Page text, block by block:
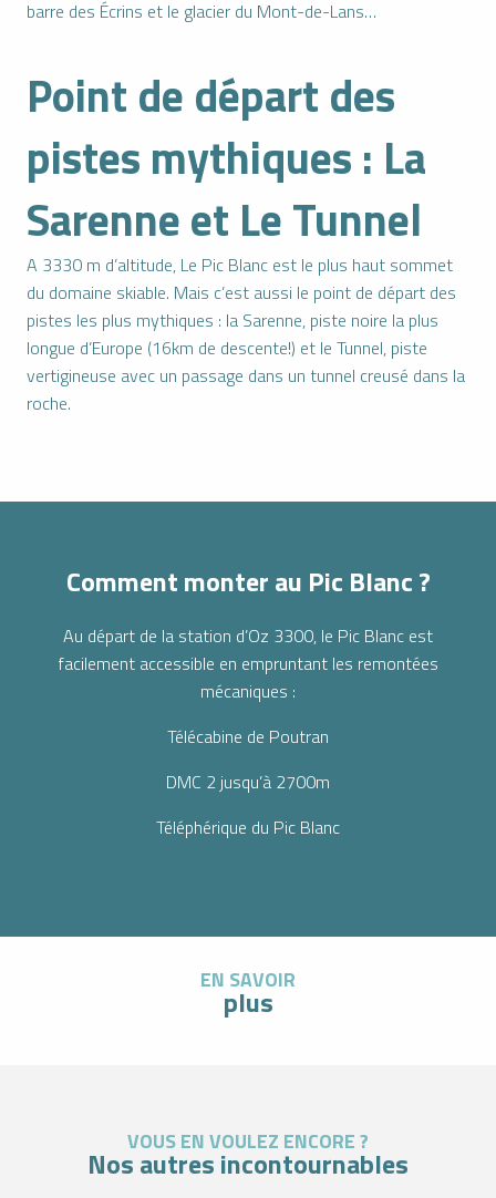
barre des Écrins et le glacier du Mont-de-Lans…
Point de départ des
pistes mythiques : La
Sarenne et Le Tunnel
A 3330 m d’altitude, Le Pic Blanc est le plus haut sommet
du domaine skiable. Mais c’est aussi le point de départ des
pistes les plus mythiques : la Sarenne, piste noire la plus
longue d’Europe (16km de descente!) et le Tunnel, piste
vertigineuse avec un passage dans un tunnel creusé dans la
roche.
Comment monter au Pic Blanc ?
Au départ de la station d’Oz 3300, le Pic Blanc est
facilement accessible en empruntant les remontées
mécaniques :
Télécabine de Poutran
DMC 2 jusqu’à 2700m
Téléphérique du Pic Blanc
EN SAVOIR
plus
VOUS EN VOULEZ ENCORE ?
Nos autres incontournables